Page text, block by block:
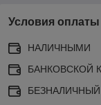
Условия оплаты
НАЛИЧНЫМИ
БАНКОВСКОЙ